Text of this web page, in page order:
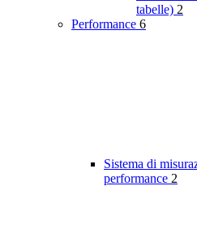
tabelle) 2
Performance 6
Sistema di
performance 2